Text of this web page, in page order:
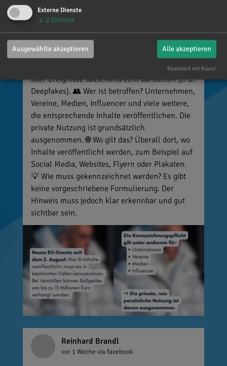
kennzeichnungspflichtige KI-Inhalte
veröffentlicht und diese nicht entsprechend
kennzeichnet, riskiert Bußgelder von bis zu 15
Millionen Euro. 📌 Was muss gekennzeichnet
werden? Unter anderem KI-generierte oder KI-
manipulierte Inhalte, die echte Personen, Orte
oder Ereignisse täuschend echt darstellen (z. B.
Deepfakes). 👥 Wer ist betroffen? Unternehmen,
Vereine, Medien, Influencer und viele weitere,
die entsprechende Inhalte veröffentlichen. Die
private Nutzung ist grundsätzlich
ausgenommen. 🌐 Wo gilt das? Überall dort, wo
Inhalte veröffentlicht werden, zum Beispiel auf
Social Media, Websites, Flyern oder Plakaten.
💡 Wie muss gekennzeichnet werden? Es gibt
keine vorgeschriebene Formulierung. Der
Hinweis muss jedoch klar erkennbar und gut
sichtbar sein.
Reinhard Brandl
vor 1 Woche via facebook
Externe Dienste
↓ 2 Dienste
Ausgewählte akzeptieren Alle akzeptieren
Realisiert mit Klaro!